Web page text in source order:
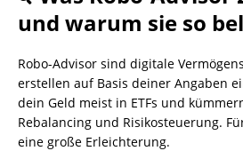
und warum sie so
Robo-Advisor sind digitale
erstellen auf Basis deiner Angaben
dein Geld meist in ETFs und
Rebalancing und Risikosteuerung.
eine große Erleichterung.